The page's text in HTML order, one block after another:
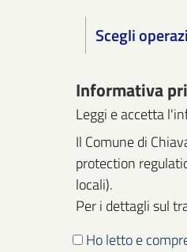
Scegli
Informativa
Leggi e accetta
Il Comune di
protection
locali).
Per i dettagli sul
Ho letto e